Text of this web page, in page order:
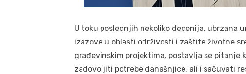
U toku poslednjih nekoliko decenija, ubrzana
izazove u oblasti održivosti i zaštite životne
građevinskim projektima, postavlja se pitanje
zadovoljiti potrebe današnjice, ali i sačuvati